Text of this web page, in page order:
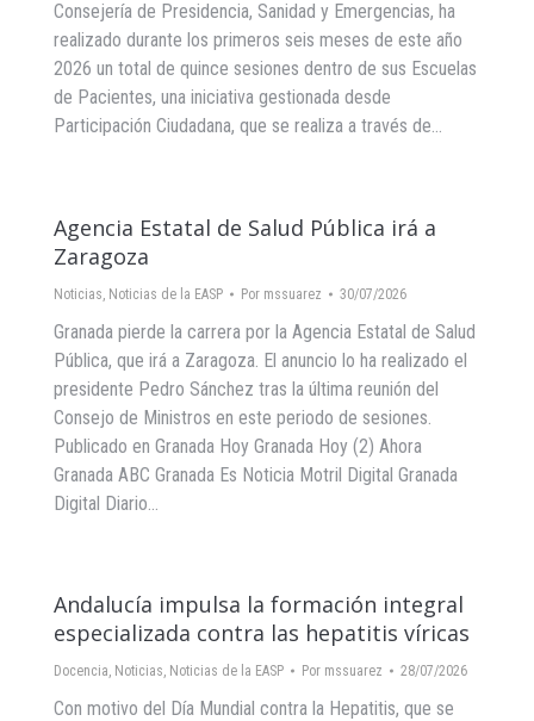
Consejería de Presidencia, Sanidad y Emergencias, ha
realizado durante los primeros seis meses de este año
2026 un total de quince sesiones dentro de sus Escuelas
de Pacientes, una iniciativa gestionada desde
Participación Ciudadana, que se realiza a través de…
Agencia Estatal de Salud Pública irá a
Zaragoza
Noticias, Noticias de la EASP Por mssuarez 30/07/2026
Granada pierde la carrera por la Agencia Estatal de Salud
Pública, que irá a Zaragoza. El anuncio lo ha realizado el
presidente Pedro Sánchez tras la última reunión del
Consejo de Ministros en este periodo de sesiones.
Publicado en Granada Hoy Granada Hoy (2) Ahora
Granada ABC Granada Es Noticia Motril Digital Granada
Digital Diario…
Andalucía impulsa la formación integral
especializada contra las hepatitis víricas
Docencia, Noticias, Noticias de la EASP Por mssuarez 28/07/2026
Con motivo del Día Mundial contra la Hepatitis, que se